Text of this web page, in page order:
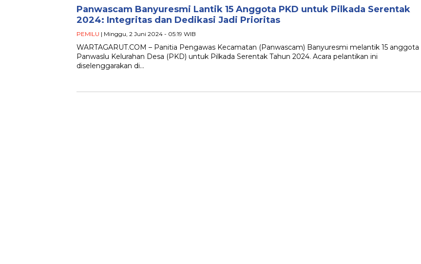
Panwascam Banyuresmi Lantik 15 Anggota PKD untuk Pilkada Serentak
2024: Integritas dan Dedikasi Jadi Prioritas
PEMILU | Minggu, 2 Juni 2024 - 05:19 WIB
WARTAGARUT.COM – Panitia Pengawas Kecamatan (Panwascam) Banyuresmi melantik 15 anggota
Panwaslu Kelurahan Desa (PKD) untuk Pilkada Serentak Tahun 2024. Acara pelantikan ini
diselenggarakan di…